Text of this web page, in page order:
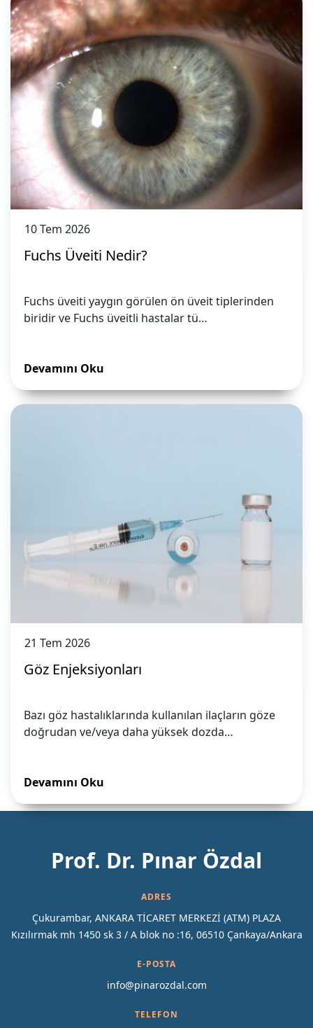
10Tem 2026
Fuchs Üveiti Nedir?
Fuchs üveiti yaygın görülen ön üveit tiplerinden
biridir ve Fuchs üveitli hastalar tü…
Devamını Oku
21 Tem 2026
Göz Enjeksiyonları
Bazı göz hastalıklarında kullanılan ilaçların göze
doğrudan ve/veya daha yüksek dozda…
Devamını Oku
Prof. Dr. Pınar Özdal
ADRES
Çukurambar, ANKARA TİCARET MERKEZİ (ATM) PLAZA
Kızılırmak mh 1450 sk 3 / A blok no :16, 06510 Çankaya/Ankara
E-POSTA
info@pinarozdal.com
TELEFON